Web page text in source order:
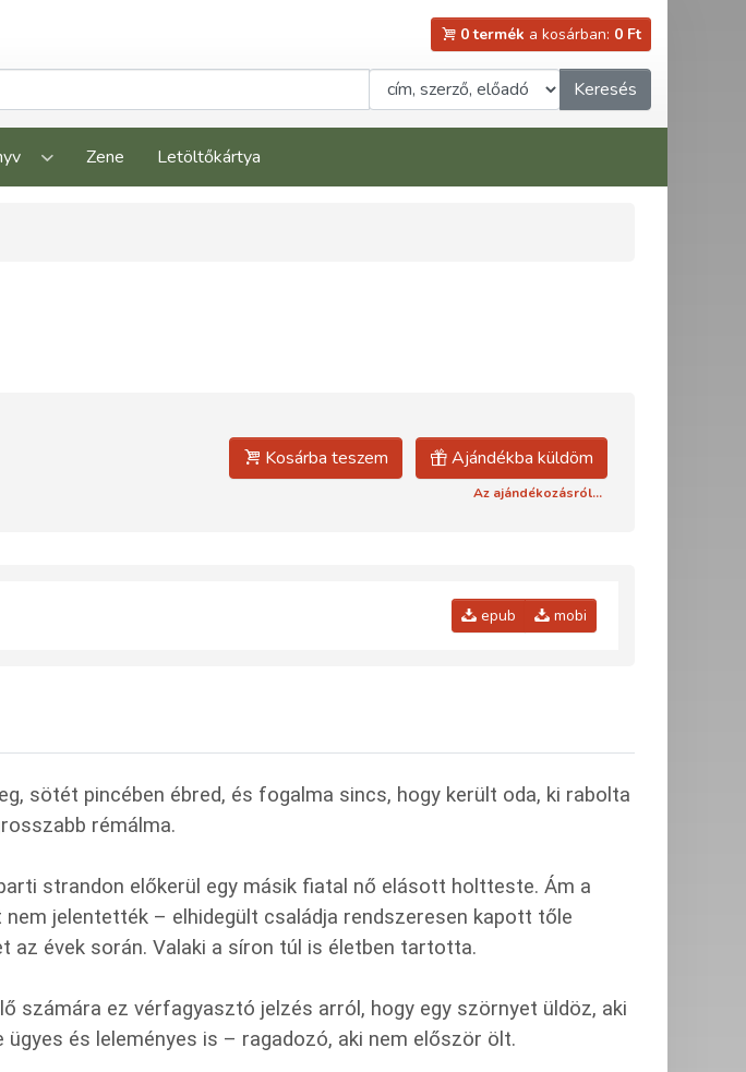
0 termék a kosárban: 0 Ft
Keresés
Zene Letöltőkártya
Kosárba teszem Ajándékba küldöm
Az ajándékozásról...
epub mobi
sötét pincében ébred, és fogalma sincs, hogy került oda, ki rabolta
rémálma.
strandon előkerül egy másik fiatal nő elásott holtteste. Ám a
jelentették – elhidegült családja rendszeresen kapott tőle
az évek során. Valaki a síron túl is életben tartotta.
számára ez vérfagyasztó jelzés arról, hogy egy szörnyet üldöz, aki
ügyes és leleményes is – ragadozó, aki nem először ölt.